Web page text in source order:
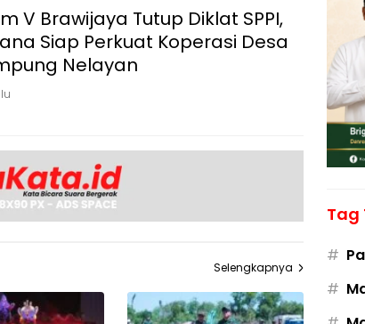
V Brawijaya Tutup Diklat SPPI,
Siap Perkuat Koperasi Desa
Nelayan
Selengkapnya
Tag
#
#